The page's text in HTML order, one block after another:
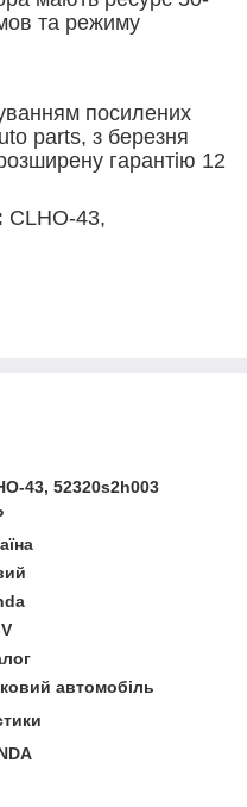
та режиму
посилених
parts, з березня
гарантію 12
CLHO-43,
43, 52320s2h003
автомобіль